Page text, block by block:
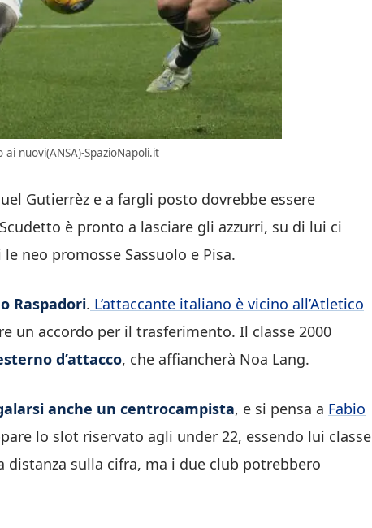
nuovi(ANSA)-SpazioNapoli.it
Gutierrèz e a fargli posto dovrebbe essere
è pronto a lasciare gli azzurri, su di lui ci
neo promosse Sassuolo e Pisa.
Raspadori. L’attaccante italiano è vicino all’Atletico
un accordo per il trasferimento. Il classe 2000
d’attacco, che affiancherà Noa Lang.
anche un centrocampista, e si pensa a Fabio
lo slot riservato agli under 22, essendo lui classe
distanza sulla cifra, ma i due club potrebbero